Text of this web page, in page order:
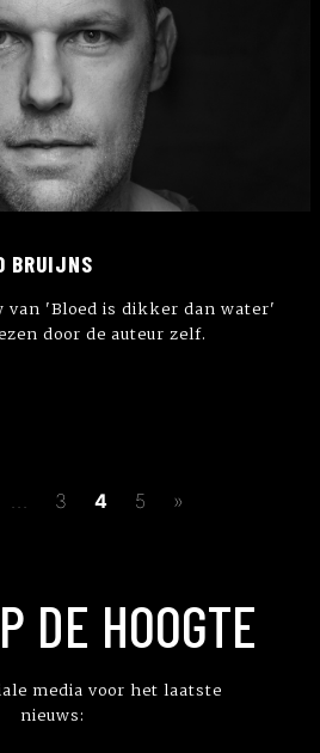
BRUIJNS
van 'Bloed is dikker dan water'
door de auteur zelf.
... 3 4 5 »
DE HOOGTE
media voor het laatste
nieuws: